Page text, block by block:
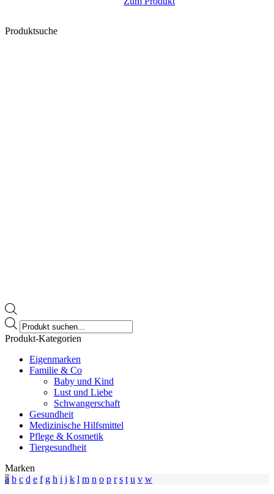
Produktsuche
Products
search
Produkt-Kategorien
Eigenmarken
Familie & Co
Baby und Kind
Lust und Liebe
Schwangerschaft
Gesundheit
Medizinische Hilfsmittel
Pflege & Kosmetik
Tiergesundheit
Marken
a b c d e f g h i j k l m n o p r s t u v w